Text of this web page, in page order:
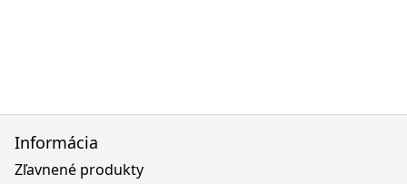
Informácia
Zľavnené produkty